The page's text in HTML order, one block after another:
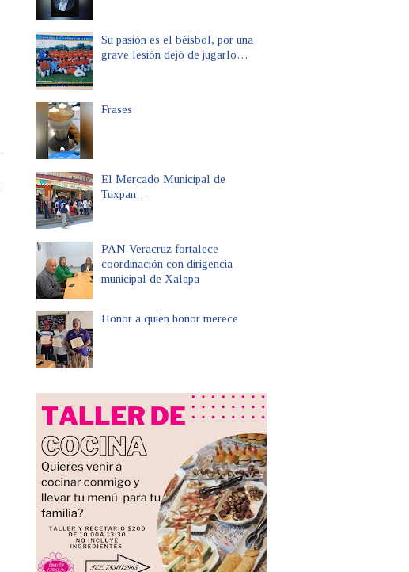
Su pasión es el béisbol, por una
grave lesión dejó de jugarlo…
Frases
El Mercado Municipal de
Tuxpan…
PAN Veracruz fortalece
coordinación con dirigencia
municipal de Xalapa
Honor a quien honor merece